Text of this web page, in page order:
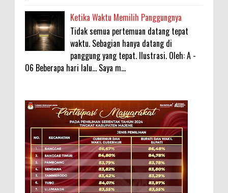
Ketika Waktu Memilih Panggungnya
Tidak semua pertemuan datang tepat
waktu. Sebagian hanya datang di
panggung yang tepat. Ilustrasi. Oleh: A -
06 Beberapa hari lalu... Saya m...